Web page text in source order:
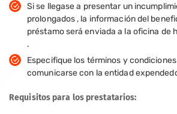
Si se llegase a presentar un
prolongados , la información del
préstamo será enviada a la oficina de
.
Especifique los términos y
comunicarse con la entidad
Requisitos para los prestatarios: